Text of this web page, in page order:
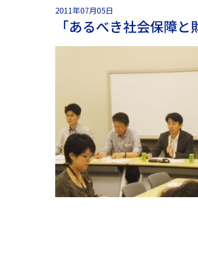
2011年07月05日
「あるべき社会保障